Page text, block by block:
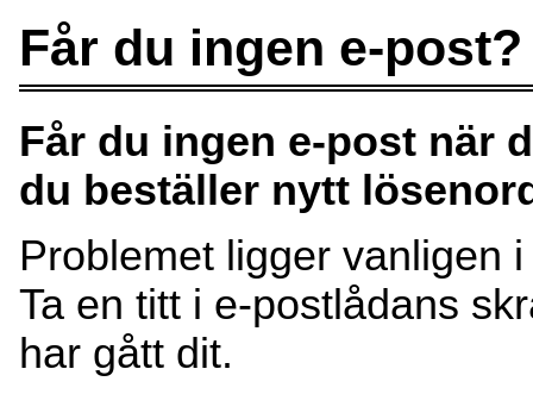
Får du ingen e-post?
Får du ingen e-post när
du beställer nytt
Problemet ligger vanligen
Ta en titt i e-postlådans
har gått dit.